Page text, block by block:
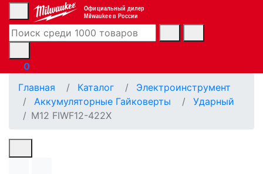
Официальный дилер
Milwaukee в России
0
Главная
Каталог
Электроинструмент
Аккумуляторные Гайковерты
Ударный
M12 FIWF12-422X